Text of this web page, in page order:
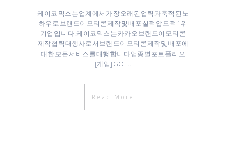
케이코믹스는 업계에서 가장 오래된 업력과 축적된 노
하우로 브랜드이모티콘 제작 및 배포 실적 압도적 1위
기업입니다. 케이코믹스는 카카오 브랜드이모티콘
제작협력대행사로서 브랜드이모티콘 제작 및 배포에
대한 모든 서비스를 대행합니다 업종별 포트폴리오
[게임]GO! ...
Read More